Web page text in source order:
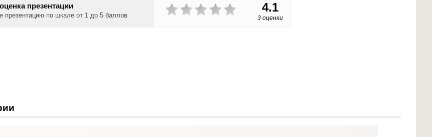
презентации
презентацию по шкале от 1 до 5 баллов
4.1
3 оценки